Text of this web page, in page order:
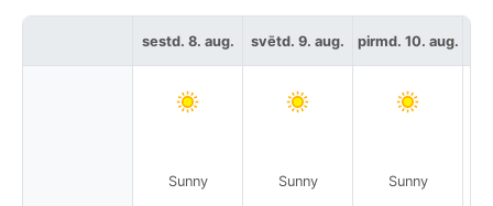
sestd. 8. aug.
Sunny
svētd. 9. aug.
Sunny
pirmd. 10. aug.
Sunny